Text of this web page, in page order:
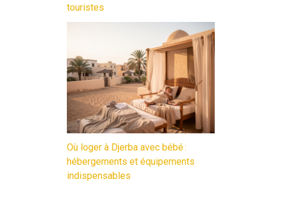
touristes
Où loger à Djerba avec bébé :
hébergements et équipements
indispensables